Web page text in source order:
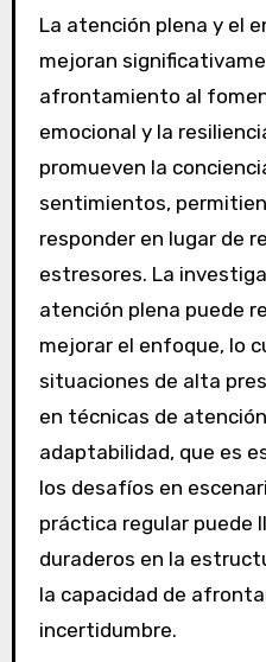
La atención plena y el
mejoran
afrontamiento al
emocional y la
promueven la
sentimientos,
responder en lugar de
estresores. La
atención plena puede
mejorar el enfoque, lo
situaciones de alta
en técnicas de
adaptabilidad, que es
los desafíos en
práctica regular puede
duraderos en la
la capacidad de
incertidumbre.